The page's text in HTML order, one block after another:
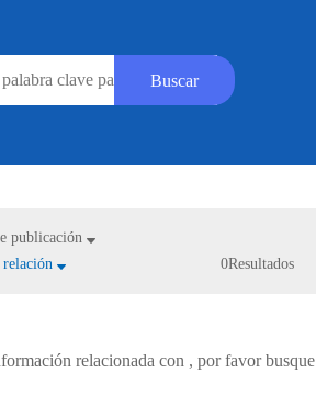
publicación
relación
0Resultados
relacionada con , por favor busque